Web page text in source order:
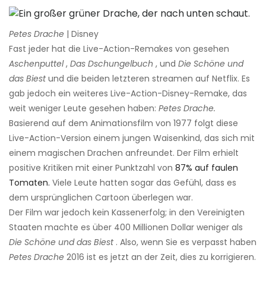
Petes Drache | Disney
Fast jeder hat die Live-Action-Remakes von gesehen
Aschenputtel, Das Dschungelbuch , und Die Schöne und
das Biestund die beiden letzteren streamen auf Netflix. Es
gab jedoch ein weiteres Live-Action-Disney-Remake, das
weit weniger Leute gesehen haben: Petes Drache.
Basierend auf dem Animationsfilm von 1977 folgt diese
Live-Action-Version einem jungen Waisenkind, das sich mit
einem magischen Drachen anfreundet. Der Film erhielt
positive Kritiken mit einer Punktzahl von 87% auf faulen
Tomaten. Viele Leute hatten sogar das Gefühl, dass es
dem ursprünglichen Cartoon überlegen war.
Der Film war jedoch kein Kassenerfolg; in den Vereinigten
Staaten machte es über 400 Millionen Dollar weniger als
Die Schöne und das Biest. Also, wenn Sie es verpasst haben
Petes Drache 2016 ist es jetzt an der Zeit, dies zu korrigieren.